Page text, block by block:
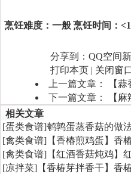
烹饪难度： 一般烹饪时间：
分享到： QQ空间
打印本页 | 关闭窗
上一篇文章：
【
下一篇文章：
【
相关文章
[蛋类食谱]鹌鹑蛋蒸香菇的做
[禽类食谱] 【香椿煎鸡蛋】香
[禽类食谱] 【红酒香菇炖鸡】
[凉拌菜] 【香椿芽拌香干】香